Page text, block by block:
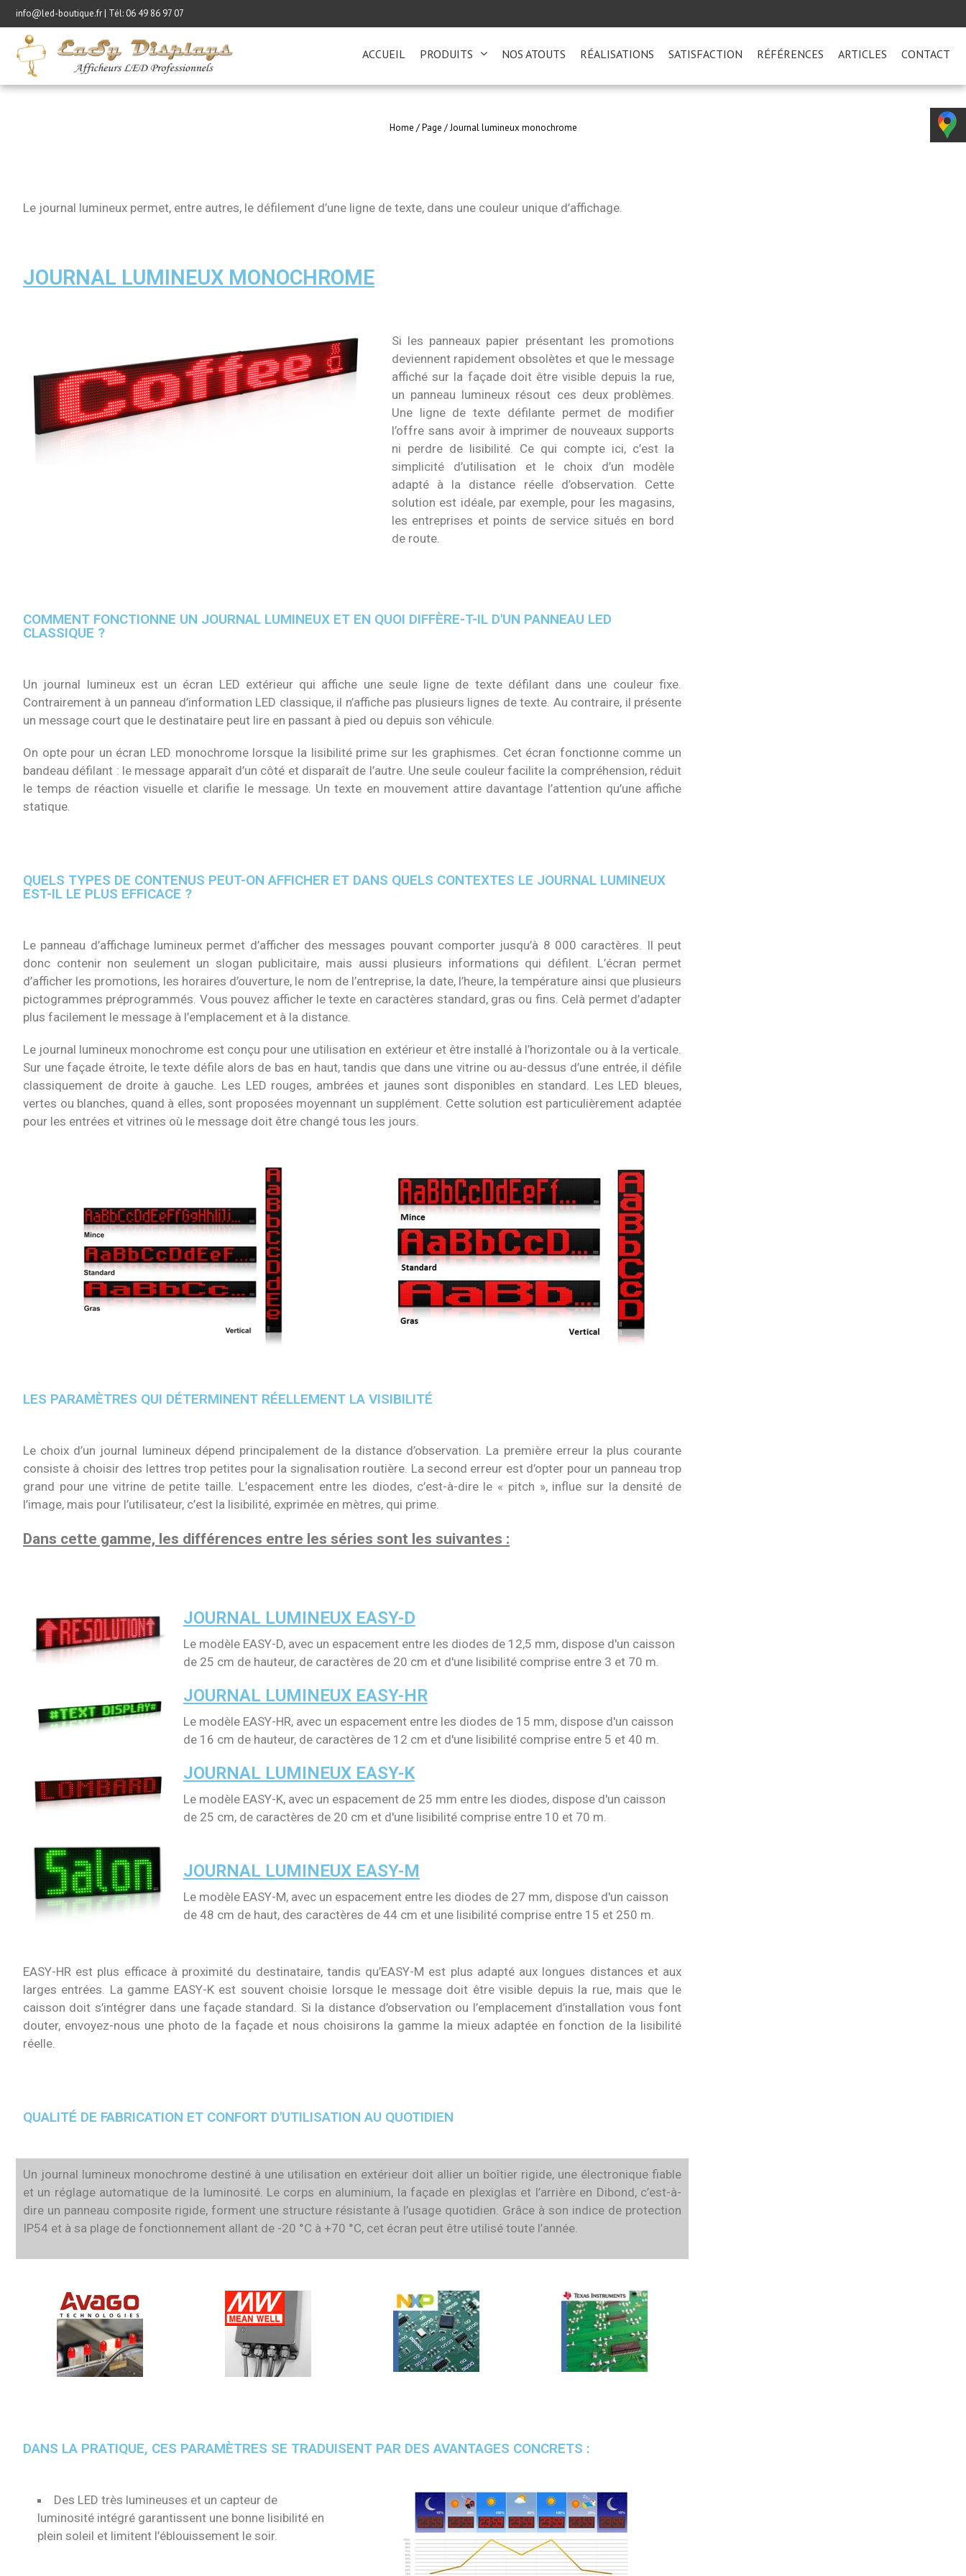
info@led-boutique.fr | Tél: 06 49 86 97 07
ACCUEIL PRODUITS NOS ATOUTS RÉALISATIONS SATISFACTION RÉFÉRENCES ARTICLES CONTACT
Home /Page /Journal lumineux monochrome
Le journal lumineux permet, entre autres, le défilement d’une ligne de texte, dans une couleur unique d’affichage.
JOURNAL LUMINEUX MONOCHROME
Si les panneaux papier présentant les promotions
deviennent rapidement obsolètes et que le message
affiché sur la façade doit être visible depuis la rue,
un panneau lumineux résout ces deux problèmes.
Une ligne de texte défilante permet de modifier
l’offre sans avoir à imprimer de nouveaux supports
ni perdre de lisibilité. Ce qui compte ici, c’est la
simplicité d’utilisation et le choix d’un modèle
adapté à la distance réelle d’observation. Cette
solution est idéale, par exemple, pour les magasins,
les entreprises et points de service situés en bord
de route.
COMMENT FONCTIONNE UN JOURNAL LUMINEUX ET EN QUOI DIFFÈRE-T-IL D'UN PANNEAU LED
CLASSIQUE ?
Un journal lumineux est un écran LED extérieur qui affiche une seule ligne de texte défilant dans une couleur fixe.
Contrairement à un panneau d’information LED classique, il n’affiche pas plusieurs lignes de texte. Au contraire, il présente
un message court que le destinataire peut lire en passant à pied ou depuis son véhicule.
On opte pour un écran LED monochrome lorsque la lisibilité prime sur les graphismes. Cet écran fonctionne comme un
bandeau défilant : le message apparaît d’un côté et disparaît de l’autre. Une seule couleur facilite la compréhension, réduit
le temps de réaction visuelle et clarifie le message. Un texte en mouvement attire davantage l’attention qu’une affiche
statique.
QUELS TYPES DE CONTENUS PEUT-ON AFFICHER ET DANS QUELS CONTEXTES LE JOURNAL LUMINEUX
EST-IL LE PLUS EFFICACE ?
Le panneau d’affichage lumineux permet d’afficher des messages pouvant comporter jusqu’à 8 000 caractères. Il peut
donc contenir non seulement un slogan publicitaire, mais aussi plusieurs informations qui défilent. L’écran permet
d’afficher les promotions, les horaires d’ouverture, le nom de l’entreprise, la date, l’heure, la température ainsi que plusieurs
pictogrammes préprogrammés. Vous pouvez afficher le texte en caractères standard, gras ou fins. Celà permet d’adapter
plus facilement le message à l’emplacement et à la distance.
Le journal lumineux monochrome est conçu pour une utilisation en extérieur et être installé à l’horizontale ou à la verticale.
Sur une façade étroite, le texte défile alors de bas en haut, tandis que dans une vitrine ou au-dessus d’une entrée, il défile
classiquement de droite à gauche. Les LED rouges, ambrées et jaunes sont disponibles en standard. Les LED bleues,
vertes ou blanches, quand à elles, sont proposées moyennant un supplément. Cette solution est particulièrement adaptée
pour les entrées et vitrines où le message doit être changé tous les jours.
LES PARAMÈTRES QUI DÉTERMINENT RÉELLEMENT LA VISIBILITÉ
Le choix d’un journal lumineux dépend principalement de la distance d’observation. La première erreur la plus courante
consiste à choisir des lettres trop petites pour la signalisation routière. La second erreur est d’opter pour un panneau trop
grand pour une vitrine de petite taille. L’espacement entre les diodes, c’est-à-dire le « pitch », influe sur la densité de
l’image, mais pour l’utilisateur, c’est la lisibilité, exprimée en mètres, qui prime.
Dans cette gamme, les différences entre les séries sont les suivantes :
JOURNAL LUMINEUX EASY-D
Le modèle EASY-D, avec un espacement entre les diodes de 12,5 mm, dispose d'un caisson
de 25 cm de hauteur, de caractères de 20 cm et d'une lisibilité comprise entre 3 et 70 m.
JOURNAL LUMINEUX EASY-HR
Le modèle EASY-HR, avec un espacement entre les diodes de 15 mm, dispose d'un caisson
de 16 cm de hauteur, de caractères de 12 cm et d'une lisibilité comprise entre 5 et 40 m.
JOURNAL LUMINEUX EASY-K
Le modèle EASY-K, avec un espacement de 25 mm entre les diodes, dispose d'un caisson
de 25 cm, de caractères de 20 cm et d'une lisibilité comprise entre 10 et 70 m.
JOURNAL LUMINEUX EASY-M
Le modèle EASY-M, avec un espacement entre les diodes de 27 mm, dispose d'un caisson
de 48 cm de haut, des caractères de 44 cm et une lisibilité comprise entre 15 et 250 m.
EASY-HR est plus efficace à proximité du destinataire, tandis qu’EASY-M est plus adapté aux longues distances et aux
larges entrées. La gamme EASY-K est souvent choisie lorsque le message doit être visible depuis la rue, mais que le
caisson doit s’intégrer dans une façade standard. Si la distance d’observation ou l’emplacement d’installation vous font
douter, envoyez-nous une photo de la façade et nous choisirons la gamme la mieux adaptée en fonction de la lisibilité
réelle.
QUALITÉ DE FABRICATION ET CONFORT D'UTILISATION AU QUOTIDIEN
Un journal lumineux monochrome destiné à une utilisation en extérieur doit allier un boîtier rigide, une électronique fiable
et un réglage automatique de la luminosité. Le corps en aluminium, la façade en plexiglas et l’arrière en Dibond, c’est-à-
dire un panneau composite rigide, forment une structure résistante à l’usage quotidien. Grâce à son indice de protection
IP54 et à sa plage de fonctionnement allant de -20 °C à +70 °C, cet écran peut être utilisé toute l’année.
DANS LA PRATIQUE, CES PARAMÈTRES SE TRADUISENT PAR DES AVANTAGES CONCRETS :
Des LED très lumineuses et un capteur de
luminosité intégré garantissent une bonne lisibilité en
plein soleil et limitent l’éblouissement le soir.